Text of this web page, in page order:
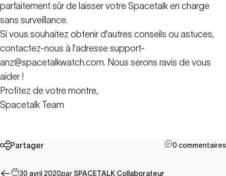
parfaitement sûr de laisser votre Spacetalk en charge
sans surveillance.
Si vous souhaitez obtenir d'autres conseils ou astuces,
contactez-nous à l'adresse support-
anz@spacetalkwatch.com. Nous serons ravis de vous
aider !
Profitez de votre montre,
Spacetalk Team
Partager 0 commentaires
30 avril 2020par SPACETALK Collaborateur